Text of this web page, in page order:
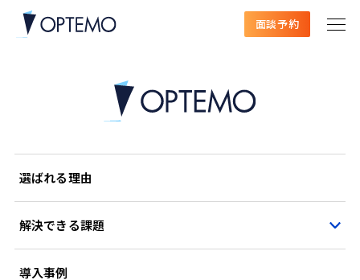
面談予約
選ばれる理由
解決できる課題
導入事例